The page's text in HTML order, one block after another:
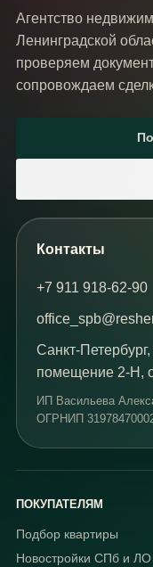
Агентство
Ленинградской
проверяем
сопровождаем
Контакты
+7 911 918-62-90
Санкт-
помещение 2-Н,
ИП Васильева
ОГРНИП
ПОКУПАТЕЛЯМ
Подбор квартиры
Новостройки СПб и ЛО